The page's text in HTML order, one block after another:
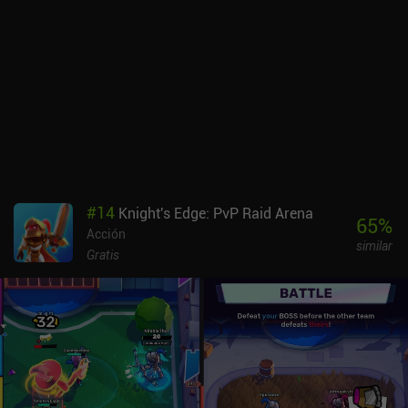
#14 Knight's Edge: PvP Raid Arena
Acción
Gratis
65%
similar